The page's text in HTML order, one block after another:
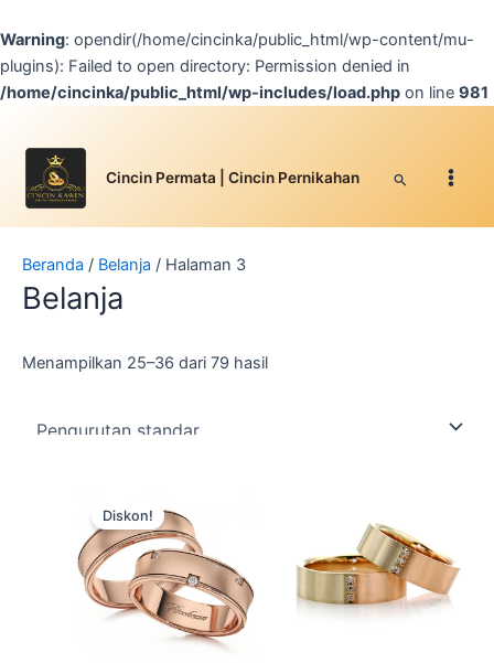
Warning: opendir(/home/cincinka/public_html/wp-content/mu-
plugins): Failed to open directory: Permission denied in
/home/cincinka/public_html/wp-includes/load.php on line 981
ke
konten
Cincin Permata | Cincin Pernikahan Cari
Beranda / Belanja / Halaman 3
Belanja
Menampilkan 25–36 dari 79 hasil
Diskon!
ini
memiliki
beberapa
varian.
Pilihan
memiliki
beberapa
varian.
Facebook
Instagram
YouTube
WhatsApp
Google
TikTok